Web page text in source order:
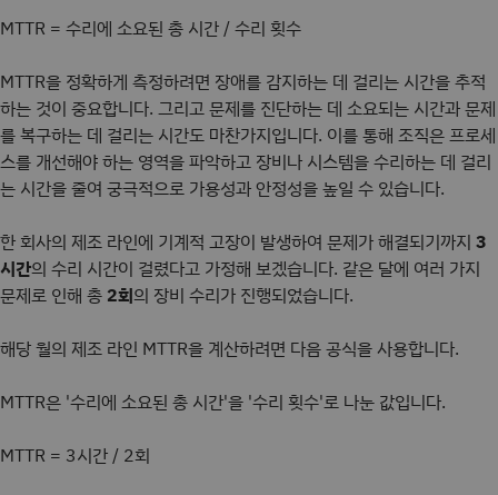
MTTR = 수리에 소요된 총 시간 / 수리 횟수
MTTR을 정확하게 측정하려면 장애를 감지하는 데 걸리는 시간을 추적
하는 것이 중요합니다. 그리고 문제를 진단하는 데 소요되는 시간과 문제
를 복구하는 데 걸리는 시간도 마찬가지입니다. 이를 통해 조직은 프로세
스를 개선해야 하는 영역을 파악하고 장비나 시스템을 수리하는 데 걸리
는 시간을 줄여 궁극적으로 가용성과 안정성을 높일 수 있습니다.
한 회사의 제조 라인에 기계적 고장이 발생하여 문제가 해결되기까지 3
시간의 수리 시간이 걸렸다고 가정해 보겠습니다. 같은 달에 여러 가지
문제로 인해 총 2회의 장비 수리가 진행되었습니다.
해당 월의 제조 라인 MTTR을 계산하려면 다음 공식을 사용합니다.
MTTR은 '수리에 소요된 총 시간'을 '수리 횟수'로 나눈 값입니다.
MTTR = 3시간 / 2회